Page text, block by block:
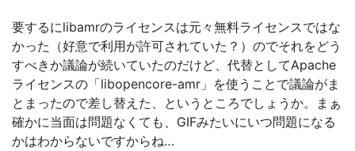
license was non-free , while libopencore-amr is
licensed under an Apache 2 license. The change
was discussed at length on the developer
mailing list during May, June, and July. This has
several effects:
You may now distribute FFmpeg builds